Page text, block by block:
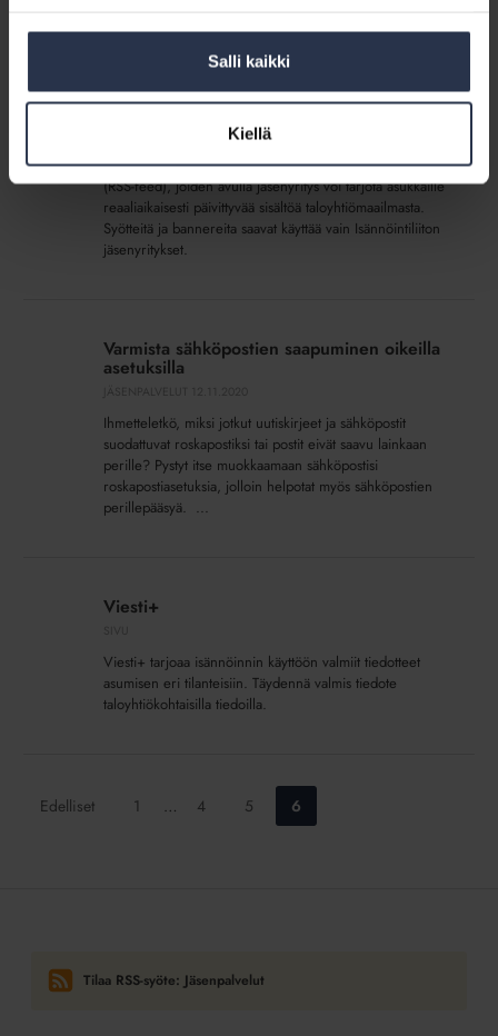
Salli kaikki
Kiellä
bannerit
Uutissyötteet ja bannerit
Tarjoamme jäsenyrityksille mahdollisuuden käyttää
sivuillaan Isännöintiliiton ja Kotitalolehti.fi:n uutissyötteitä
(RSS-feed), joiden avulla jäsenyritys voi tarjota asukkaille
reaaliaikaisesti päivittyvää sisältöä taloyhtiömaailmasta.
Syötteitä ja bannereita saavat käyttää vain Isännöintiliiton
jäsenyritykset.
Varmista sähköpostien saapuminen oikeilla
asetuksilla
Ihmetteletkö, miksi jotkut uutiskirjeet ja sähköpostit
suodattuvat roskapostiksi tai postit eivät saavu lainkaan
perille? Pystyt itse muokkaamaan sähköpostisi
roskapostiasetuksia, jolloin helpotat myös sähköpostien
perillepääsyä. ...
Viesti+
Viesti+ tarjoaa isännöinnin käyttöön valmiit tiedotteet
asumisen eri tilanteisiin. Täydennä valmis tiedote
taloyhtiökohtaisilla tiedoilla.
Edelliset
Siirry
1 …
Siirry
4
Siirry
sivulle:
5
Siirry
sivulle:
6
Tilaa RSS-syöte: Jäsenpalvelut